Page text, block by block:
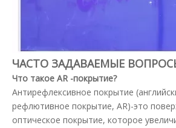
ЧАСТО ЗАДАВАЕМЫЕ
Что такое AR -покрытие?
Антирефлексивное покрытие
рефлютивное покрытие, AR)-это
оптическое покрытие, которое